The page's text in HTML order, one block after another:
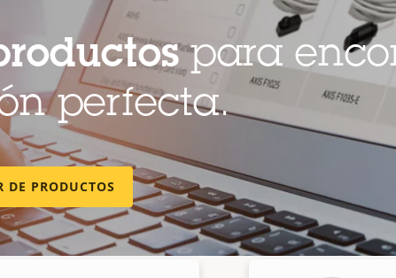
DIN PS56 480 W
para AXIS
para
perfecta.
DE PRODUCTOS